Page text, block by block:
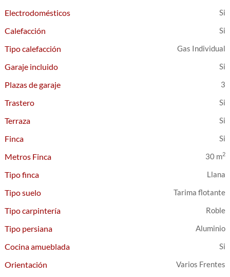
Electrodomésticos
Calefacción
Tipo calefacción
Gas Individual
Garaje incluido
Plazas de garaje
3
Trastero
Terraza
Finca
Metros Finca
30 m2
Tipo finca Llana
Tipo suelo Tarima flotante
Tipo carpintería Roble
Tipo persiana Aluminio
Cocina amueblada
Orientación
Varios Frentes